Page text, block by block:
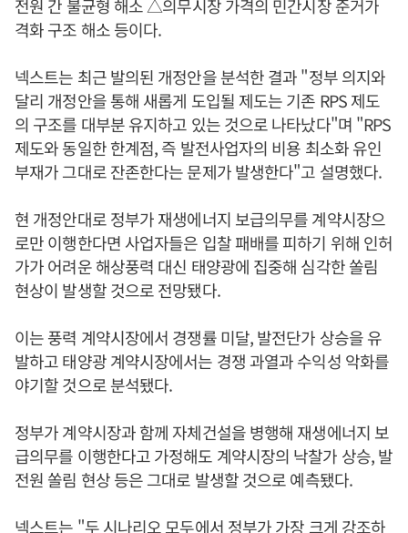
전원 간 불균형 해소 △의무시장 가격의 민간시장 준거가
격화 구조 해소 등이다.
넥스트는 최근 발의된 개정안을 분석한 결과 "정부 의지와
달리 개정안을 통해 새롭게 도입될 제도는 기존 RPS 제도
의 구조를 대부분 유지하고 있는 것으로 나타났다"며 "RPS
제도와 동일한 한계점, 즉 발전사업자의 비용 최소화 유인
부재가 그대로 잔존한다는 문제가 발생한다"고 설명했다.
현 개정안대로 정부가 재생에너지 보급의무를 계약시장으
로만 이행한다면 사업자들은 입찰 패배를 피하기 위해 인허
가가 어려운 해상풍력 대신 태양광에 집중해 심각한 쏠림
현상이 발생할 것으로 전망됐다.
이는 풍력 계약시장에서 경쟁률 미달, 발전단가 상승을 유
발하고 태양광 계약시장에서는 경쟁 과열과 수익성 악화를
야기할 것으로 분석됐다.
정부가 계약시장과 함께 자체건설을 병행해 재생에너지 보
급의무를 이행한다고 가정해도 계약시장의 낙찰가 상승, 발
전원 쏠림 현상 등은 그대로 발생할 것으로 예측됐다.
넥스트는 "두 시나리오 모두에서 정부가 가장 크게 강조하